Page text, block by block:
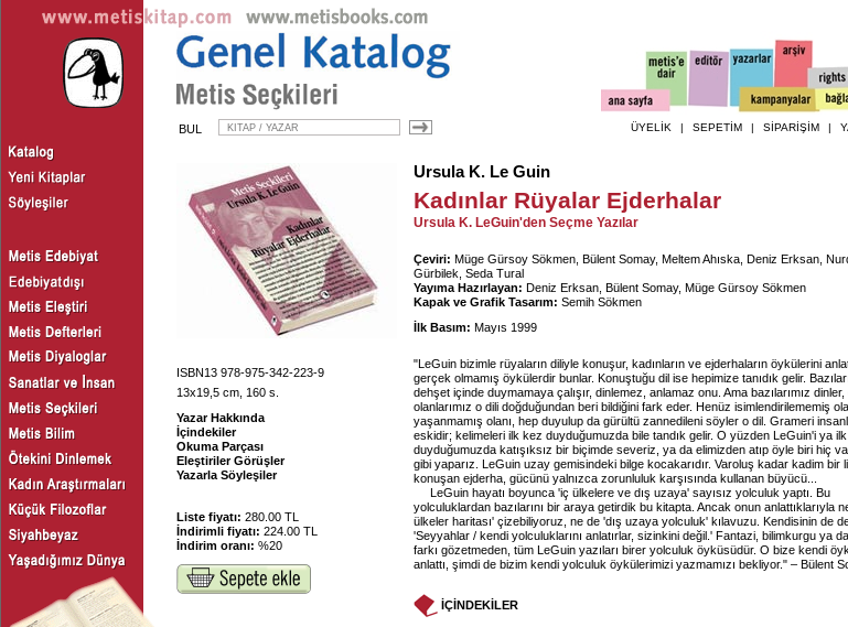
BUL ÜYELİK | SEPETİM | SİPARİŞİM |
ISBN13 978-975-342-223-9
13x19,5 cm, 160 s.
Yazar Hakkında
İçindekiler
Okuma Parçası
Eleştiriler Görüşler
Yazarla Söyleşiler
Liste fiyatı: 280.00 TL
İndirimli fiyatı: 224.00 TL
İndirim oranı: %20
Ursula K. Le Guin
Kadınlar Rüyalar Ejderhalar
Ursula K. LeGuin'den Seçme Yazılar
Çeviri: Müge Gürsoy Sökmen, Bülent Somay, Meltem Ahıska, Deniz Erksan,
Gürbilek, Seda Tural
Yayıma Hazırlayan: Deniz Erksan, Bülent Somay, Müge Gürsoy Sökmen
Kapak ve Grafik Tasarım: Semih Sökmen
İlk Basım: Mayıs 1999
"LeGuin bizimle rüyaların diliyle konuşur, kadınların ve ejderhaların öykülerini
gerçek olmamış öykülerdir bunlar. Konuştuğu dil ise hepimize tanıdık gelir.
dehşet içinde duymamaya çalışır, dinlemez, anlamaz onu. Ama bazılarımız
olanlarımız o dili doğduğundan beri bildiğini fark eder. Henüz isimlendirilememiş
yaşanmamış olanı, hep duyulup da gürültü zannedileni söyler o dil. Grameri
eskidir; kelimeleri ilk kez duyduğumuzda bile tandık gelir. O yüzden LeGuin'i ya ilk
duyduğumuzda katışıksız bir biçimde severiz, ya da elimizden atıp öyle biri hiç
gibi yaparız. LeGuin uzay gemisindeki bilge kocakarıdır. Varoluş kadar kadim bir
konuşan ejderha, gücünü yalnızca zorunluluk karşısında kullanan büyücü...
LeGuin hayatı boyunca 'iç ülkelere ve dış uzaya' sayısız yolculuk yaptı. Bu
yolculuklardan bazılarını bir araya getirdik bu kitapta. Ancak onun anlattıklarıyla
ülkeler haritası' çizebiliyoruz, ne de 'dış uzaya yolculuk' kılavuzu. Kendisinin de
'Seyyahlar / kendi yolculuklarını anlatırlar, sizinkini değil.' Fantazi, bilimkurgu ya
farkı gözetmeden, tüm LeGuin yazıları birer yolculuk öyküsüdür. O bize kendi
anlattı, şimdi de bizim kendi yolculuk öykülerimizi yazmamızı bekliyor." – Bülent
İÇİNDEKİLER